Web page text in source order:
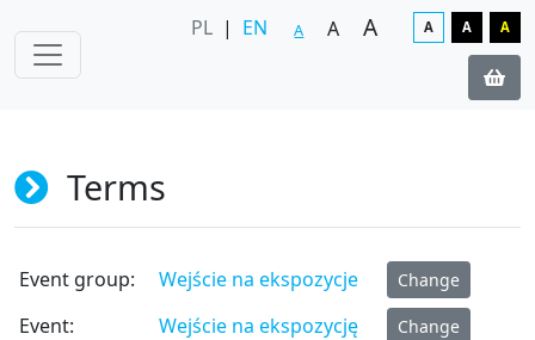
PL | EN A A A A A A
Terms
Event group: Wejście na ekspozycje Change
Event: Wejście na ekspozycję Change